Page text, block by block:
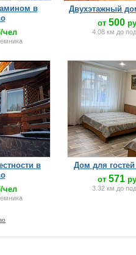
в
чел
Двухэтажный
от 500
4.08 км до
в
Дом для
от 571
3.32 км до